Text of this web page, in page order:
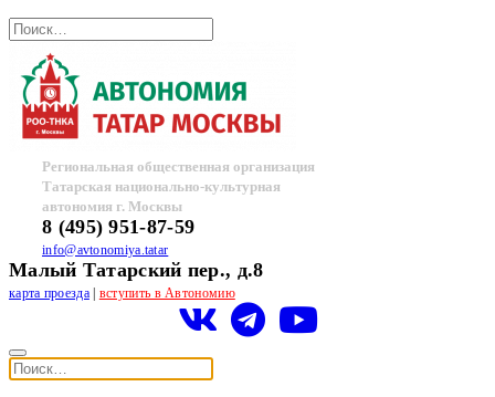
Региональная общественная организация
Татарская национально-культурная
автономия г. Москвы
8 (495) 951-87-59
info@avtonomiya.tatar
Малый Татарский пер., д.8
карта проезда| вступить в Автономию